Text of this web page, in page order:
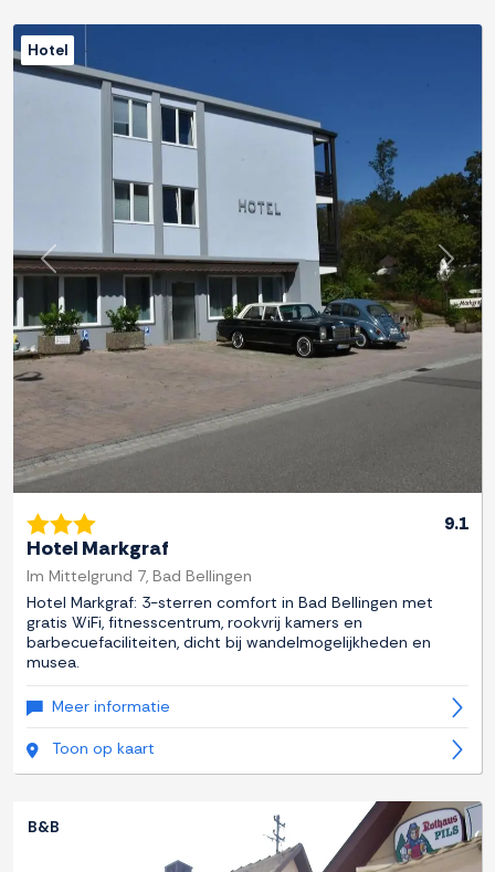
Previous Next
Hotel
9.1
Hotel Markgraf
Im Mittelgrund 7, Bad Bellingen
Hotel Markgraf: 3-sterren comfort in Bad Bellingen met
gratis WiFi, fitnesscentrum, rookvrij kamers en
barbecuefaciliteiten, dicht bij wandelmogelijkheden en
musea.
Meer informatie
Toon op kaart
B&B